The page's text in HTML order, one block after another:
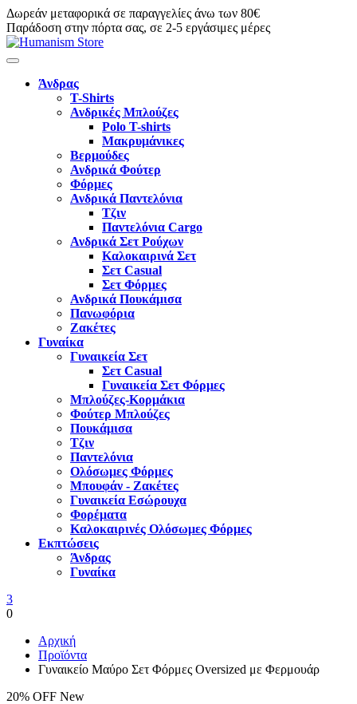
Δωρεάν μεταφορικά σε παραγγελίες άνω των 80€
Παράδοση στην πόρτα σας, σε 2-5 εργάσιμες μέρες
Άνδρας
T-Shirts
Ανδρικές Μπλούζες
Polo T-shirts
Μακρυμάνικες
Βερμούδες
Ανδρικά Φούτερ
Φόρμες
Ανδρικά Παντελόνια
Τζιν
Παντελόνια Cargo
Ανδρικά Σετ Ρούχων
Καλοκαιρινά Σετ
Σετ Casual
Σετ Φόρμες
Ανδρικά Πουκάμισα
Πανωφόρια
Ζακέτες
Γυναίκα
Γυναικεία Σετ
Σετ Casual
Γυναικεία Σετ Φόρμες
Μπλούζες-Κορμάκια
Φούτερ Μπλούζες
Πουκάμισα
Τζιν
Παντελόνια
Ολόσωμες Φόρμες
Μπουφάν - Ζακέτες
Γυναικεία Εσώρουχα
Φορέματα
Καλοκαιρινές Ολόσωμες Φόρμες
Εκπτώσεις
Άνδρας
Γυναίκα
3
0
Αρχική
Προϊόντα
Γυναικείο Μαύρο Σετ Φόρμες Oversized με Φερμουάρ
20% OFF New